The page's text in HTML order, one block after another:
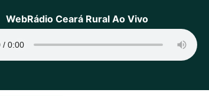
WebRádio Ceará Rural Ao Vivo